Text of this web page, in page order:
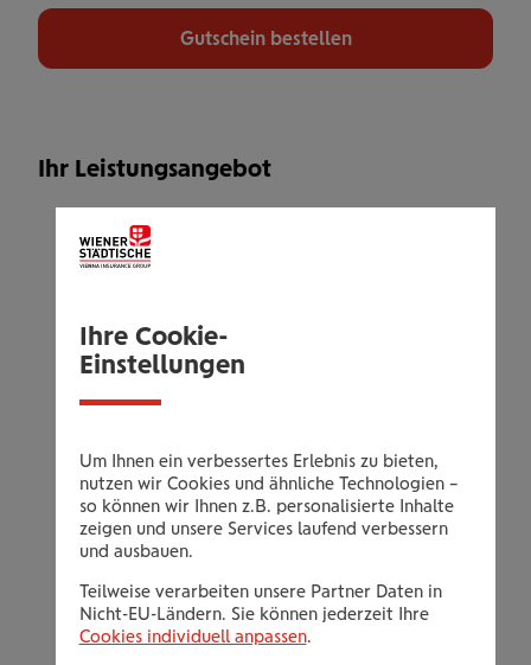
Leaflet| OSM Mapnik
Gutschein bestellen
Ihr Leistungsangebot
6 Monate PREMIUM Fitness & Wellness
Modernstes Kraft- & Cardiotraining
Mehr als 200 Group Fitness Kurse pro
Woche wie z.B. Yoga, Pilates, Spinning,
Aerobic, HIIT Workouts, Gesunder Rücken
Persönliche Betreuung und herzliches
Ambiente
FIT 100 Trainingsplan
Fitnesscheck & Körperfettmessung
INVIBE Trinkflasche und Elektrolyt
Getränke Flat
Wellness mit Sauna, Dampfbad und
Ihre Cookie-
Einstellungen
Um Ihnen ein verbessertes Erlebnis zu bieten,
nutzen wir Cookies und ähnliche Technologien –
so können wir Ihnen z.B. personalisierte Inhalte
zeigen und unsere Services laufend verbessern
und ausbauen.
Teilweise verarbeiten unsere Partner Daten in
Nicht-EU-Ländern. Sie können jederzeit Ihre
Cookies individuell anpassen.